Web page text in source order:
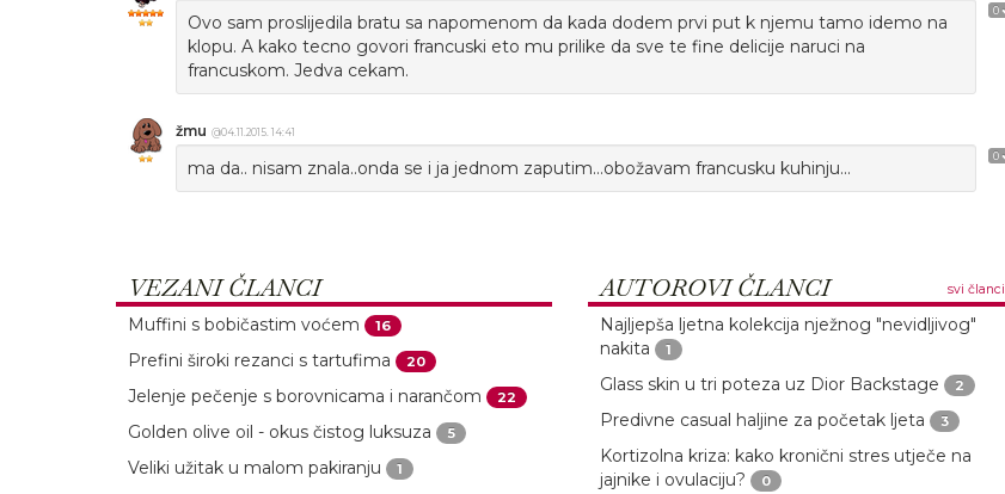
0
Ovo sam proslijedila bratu sa napomenom da kada dodem prvi put k njemu tamo idemo na
klopu. A kako tecno govori francuski eto mu prilike da sve te fine delicije naruci na
francuskom. Jedva cekam.
0
žmu @04.11.2015. 14:41
ma da.. nisam znala..onda se i ja jednom zaputim...obožavam francusku kuhinju...
VEZANI ČLANCI
Muffini s bobičastim voćem 16
Prefini široki rezanci s tartufima 20
Jelenje pečenje s borovnicama i narančom 22
Golden olive oil - okus čistog luksuza 5
Veliki užitak u malom pakiranju 1
AUTOROVI ČLANCI svi članci
Najljepša ljetna kolekcija nježnog "nevidljivog"
nakita
1
Glass skin u tri poteza uz Dior Backstage 2
Predivne casual haljine za početak ljeta 3
Kortizolna kriza: kako kronični stres utječe na
jajnike i ovulaciju?
0